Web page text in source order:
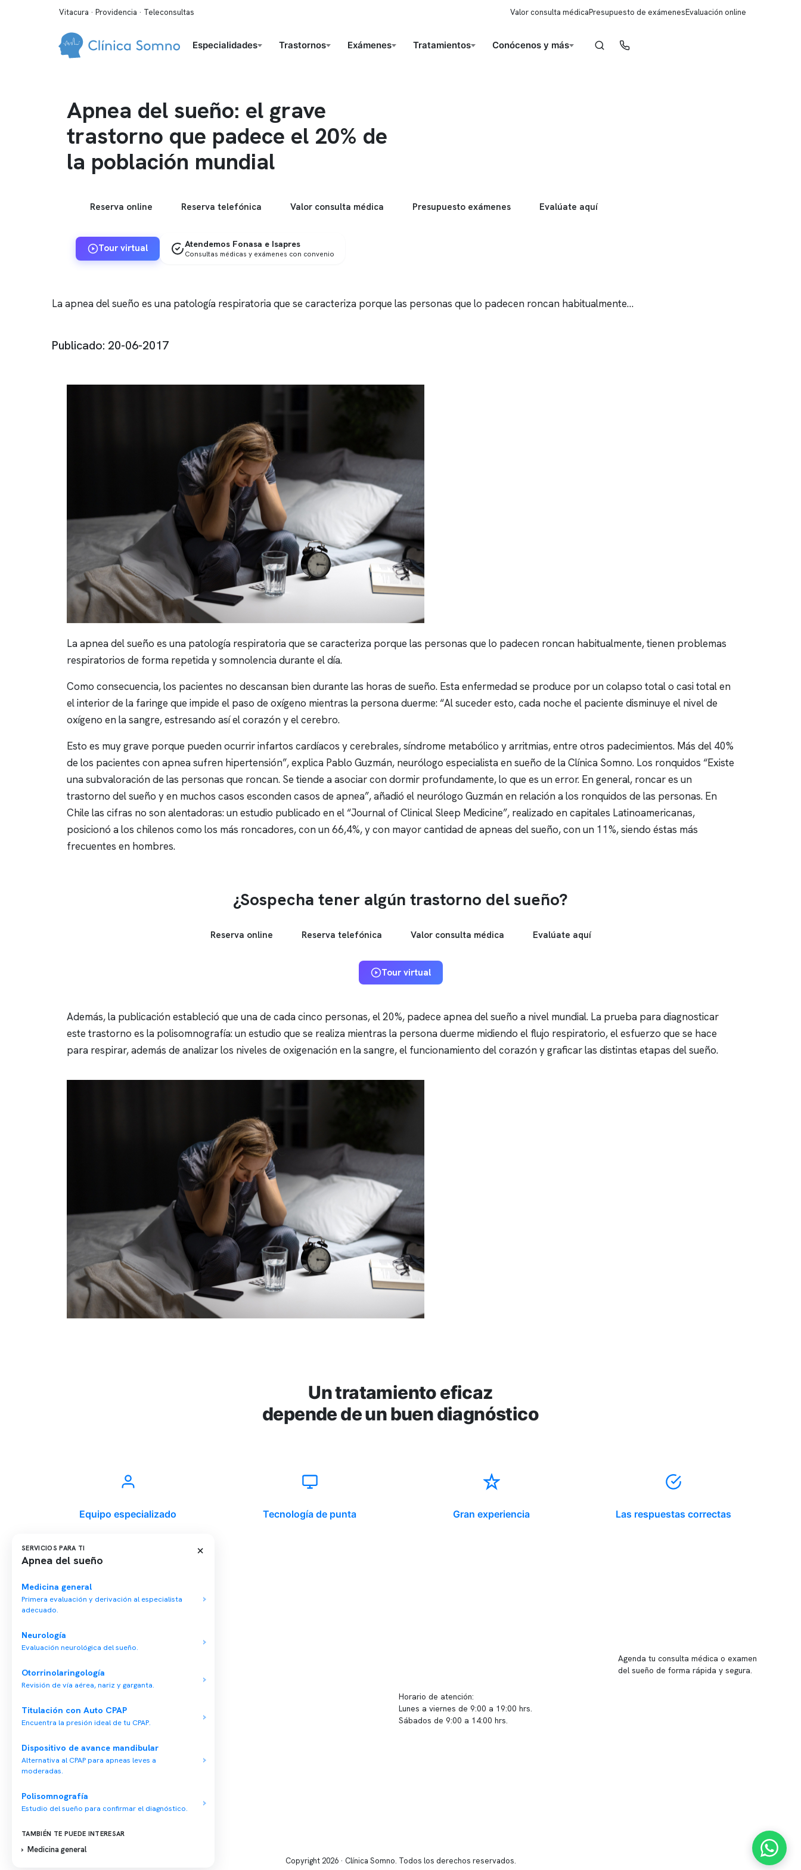
Vitacura · Providencia · Teleconsultas Valor consulta médicaPresupuesto de exámenesEvaluación online
Especialidades Trastornos Exámenes Tratamientos Conócenos y más
Apnea del sueño: el grave
trastorno que padece el 20% de
la población mundial
Reserva online Reserva telefónica Valor consulta médica Presupuesto exámenes Evalúate aquí
Tour virtual Atendemos Fonasa e Isapres
Consultas médicas y exámenes con convenio
La apnea del sueño es una patología respiratoria que se caracteriza porque las personas que lo padecen roncan habitualmente…
Publicado: 20-06-2017
Laapnea del sueño es una patología respiratoria que se caracteriza porque las personas que lo padecen roncan habitualmente, tienen problemas
respiratorios de forma repetida y somnolencia durante el día.
Como consecuencia, los pacientes no descansan bien durante las horas de sueño. Esta enfermedad se produce por un colapso total o casi total en
el interior de la faringe que impide el paso de oxígeno mientras la persona duerme: “Al suceder esto, cada noche el paciente disminuye el nivel de
oxígeno en la sangre, estresando así el corazón y el cerebro.
Esto es muy grave porque pueden ocurrir infartos cardíacos y cerebrales, síndrome metabólico y arritmias, entre otros padecimientos. Más del 40%
de los pacientes conapneasufren hipertensión”, explica Pablo Guzmán, neurólogo especialista en sueño de laClínica Somno. Los ronquidos “Existe
una subvaloración de las personas que roncan. Se tiende a asociar con dormir profundamente, lo que es un error. En general, roncares un
trastorno del sueño y en muchos casos esconden casos de apnea”, añadió el neurólogo Guzmán en relación a los ronquidos de las personas. En
Chile las cifras no son alentadoras: un estudio publicado en el “Journal of Clinical Sleep Medicine”, realizado en capitales Latinoamericanas,
posicionó a los chilenos como los más roncadores, con un 66,4%, y con mayor cantidad de apneas del sueño, con un 11%, siendo éstas más
frecuentes en hombres.
¿Sospecha tener algún trastorno del sueño?
Reserva online Reserva telefónica Valor consulta médica Evalúate aquí
Tour virtual
Además, la publicación estableció que una de cada cinco personas, el 20%, padece apnea del sueño a nivel mundial. La prueba para diagnosticar
este trastorno es la polisomnografía: un estudio que se realiza mientras la persona duerme midiendo el flujo respiratorio, el esfuerzo que se hace
para respirar, además de analizar los niveles de oxigenación en la sangre, el funcionamiento del corazón y graficar las distintas etapas del sueño.
Un tratamiento eficaz
depende de un buen diagnóstico
Equipo especializado Tecnología de punta Gran experiencia Las respuestas correctas
Centro médico especializado en medicina
del sueño y un equipo multidisciplinario para
Horario de atención:
Lunes a viernes de 9:00 a 19:00 hrs.
Sábados de 9:00 a 14:00 hrs.
Agenda tu consulta médica o examen
del sueño de forma rápida y segura.
Copyright 2026 · Clínica Somno. Todos los derechos reservados.
SERVICIOS PARA TI
Apnea del sueño
×
Medicina general
Primera evaluación y derivación al especialista
adecuado.
Neurología
Evaluación neurológica del sueño.
Otorrinolaringología
Revisión de vía aérea, nariz y garganta.
Titulación con Auto CPAP
Encuentra la presión ideal de tu CPAP.
Dispositivo de avance mandibular
Alternativa al CPAP para apneas leves a
moderadas.
Polisomnografía
Estudio del sueño para confirmar el diagnóstico.
TAMBIÉN TE PUEDE INTERESAR
Medicina general